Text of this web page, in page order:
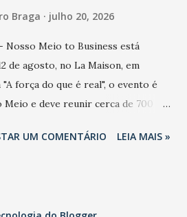
Braga julho 20, 2026
Nosso Meio to Business está
de agosto, no La Maison, em
força do que é real", o evento é
e deve reunir cerca de 700
Nacional. Desde 2022, o NM2B
UM COMENTÁRIO LEIA MAIS »